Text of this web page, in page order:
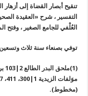
التفسير ، شرح «العقيدة
العُلْفي للجامع الصغير ، وفتح
توفي بصنعاء سنة ثلاث
(مخطوط).